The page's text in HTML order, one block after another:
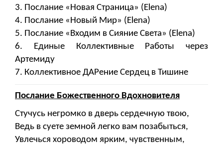
3. Послание «Новая Страница» (Elena)
4. Послание «Новый Мир» (Elena)
5. Послание «Входим в Сияние Света» (Elena)
6. Единые Коллективные Работы через
Артемиду
7. Коллективное ДАРение Сердец в Тишине
Послание Божественного Вдохновителя
Стучусь негромко в дверь сердечную твою,
Ведь в суете земной легко вам позабыться,
Увлечься хороводом ярким, чувственным,